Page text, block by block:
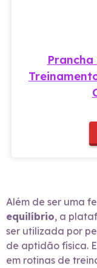
Além de ser uma
equilíbrio, a
ser utilizada por
de aptidão física.
em rotinas de